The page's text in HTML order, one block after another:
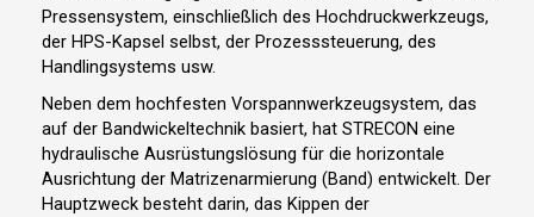
Pressensystem, einschließlich des Hochdruckwerkzeugs,
der HPS-Kapsel selbst, der Prozesssteuerung, des
Handlingsystems usw.
Neben dem hochfesten Vorspannwerkzeugsystem, das
auf der Bandwickeltechnik basiert, hat STRECON eine
hydraulische Ausrüstungslösung für die horizontale
Ausrichtung der Matrizenarmierung (Band) entwickelt. Der
Hauptzweck besteht darin, das Kippen der